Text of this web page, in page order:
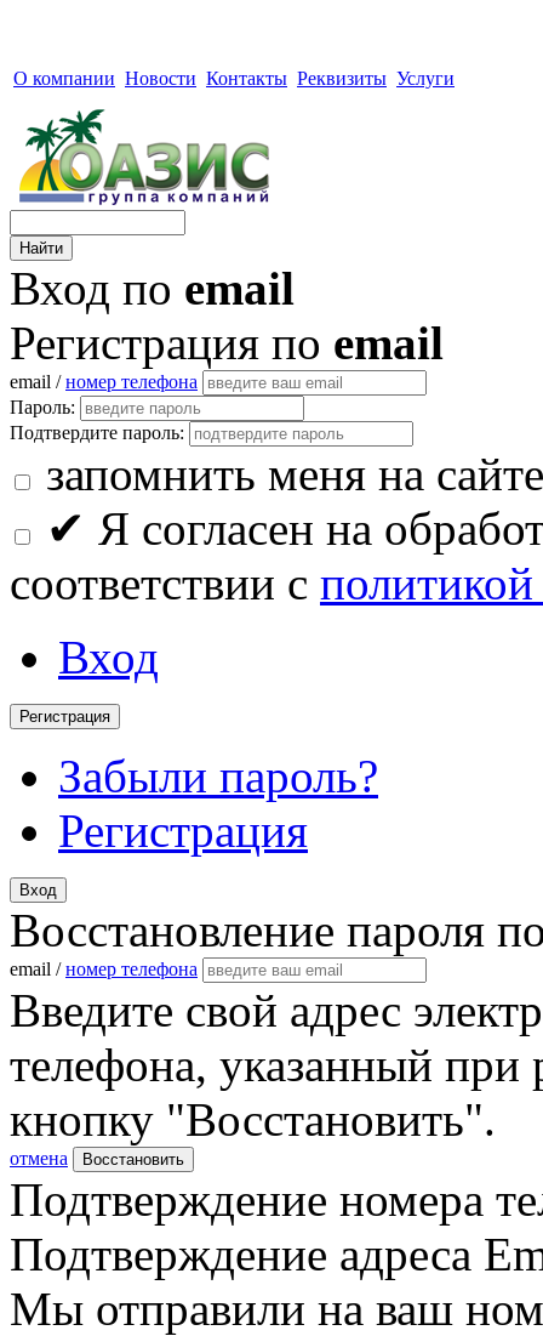
О компании Новости Контакты Реквизиты Услуги
Вход по email
Регистрация по email
email /номер телефона
Пароль:
Подтвердите пароль:
запомнить меня на сайте
✔ Я согласен на
соответствии с
Вход
Регистрация
Забыли пароль?
Регистрация
Вход
Восстановление пароля
email /номер телефона
Введите свой адрес
телефона, указанный при
кнопку "Восстановить".
отмена Восстановить
Подтверждение номера
Подтверждение адреса
Мы отправили на ваш